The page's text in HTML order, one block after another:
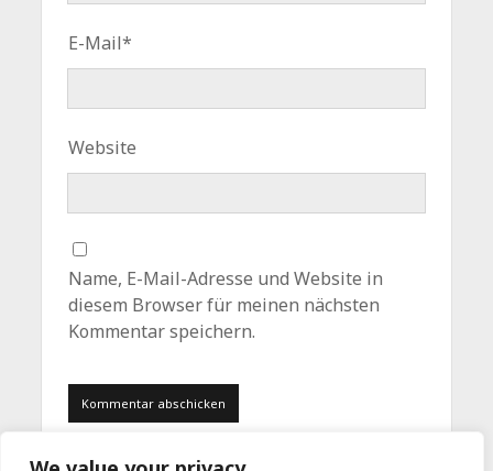
E-Mail*
Website
Name, E-Mail-Adresse und Website in
diesem Browser für meinen nächsten
Kommentar speichern.